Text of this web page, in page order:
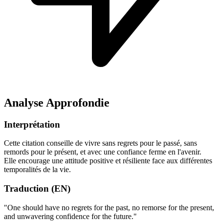
Analyse Approfondie
Interprétation
Cette citation conseille de vivre sans regrets pour le passé, sans
remords pour le présent, et avec une confiance ferme en l'avenir.
Elle encourage une attitude positive et résiliente face aux différentes
temporalités de la vie.
Traduction (EN)
"One should have no regrets for the past, no remorse for the present,
and unwavering confidence for the future."